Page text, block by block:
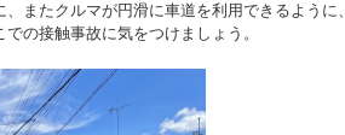
またクルマが円滑に車道を利用できるように、
の接触事故に気をつけましょう。